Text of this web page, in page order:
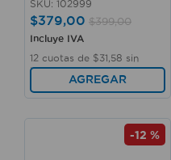
SKU: 102999
$379,00 $399,00
Incluye IVA
12 cuotas de $31 58 sin
interés
AGREGAR
-12 %